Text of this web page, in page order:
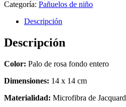
Categoría: Pañuelos de niño
Descripción
Descripción
Color: Palo de rosa fondo entero
Dimensiones: 14 x 14 cm
Materialidad: Microfibra de Jacquard